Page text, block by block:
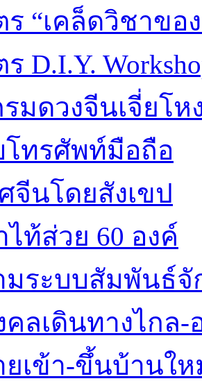
“เคล็ดวิชาขอ
D.I.Y.
มดวงจีนเจี่ยโห
โทรศัพท์มือถือ
จีนโดยสังเขป
ไท้ส่วย 60 องค์
ระบบสัมพันธ์จั
ลเดินทางไกล-
ยเข้า-ขึ้นบ้านใ